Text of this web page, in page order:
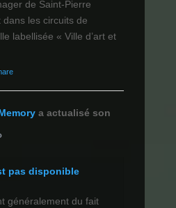
de Saint-Pierre
dans les circuits de
labellisée « Ville d’art et
a actualisé son
pas disponible
généralement du fait